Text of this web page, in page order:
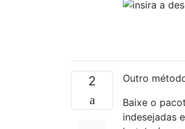
2
Outro
Baixe o
indesejadas